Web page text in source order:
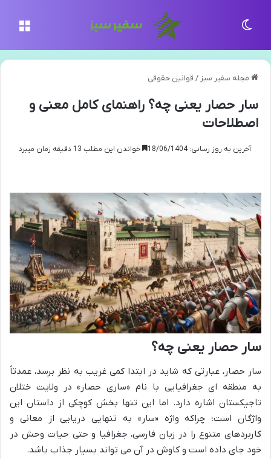
مجله سفیر سبز / قوانین حقوقی
سار حصار یعنی چه؟ راهنمای کامل معنی و
اصطلاحات
آخرین به روز رسانی: 18/06/1404 خواندن این مطلب 13 دقیقه زمان میبرد
سار حصار یعنی چه؟
سار حصار، عبارتی که شاید در ابتدا کمی غریب به نظر برسد، عمدتاً
به منطقه ای جغرافیایی با نام «ساری حصار» در ولایت ختلان
تاجیکستان اشاره دارد. اما این تنها بخش کوچکی از داستان این
واژگان است؛ چراکه واژه «سار» به تنهایی دریایی از معانی و
کاربردهای متنوع را در زبان فارسی، جغرافیا و حتی حیات وحش در
خود جای داده است و کاوش در آن می تواند بسیار جذاب باشد.